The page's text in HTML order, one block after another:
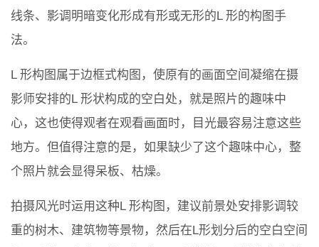
线条、影调明暗变化形成有形或无形的L 形的构图手
法。
L 形构图属于边框式构图，使原有的画面空间凝缩在摄
影师安排的L 形状构成的空白处，就是照片的趣味中
心，这也使得观者在观看画面时，目光最容易注意这些
地方。但值得注意的是，如果缺少了这个趣味中心，整
个照片就会显得呆板、枯燥。
拍摄风光时运用这种L 形构图，建议前景处安排影调较
重的树木、建筑物等景物，然后在L形划分后的空白空间